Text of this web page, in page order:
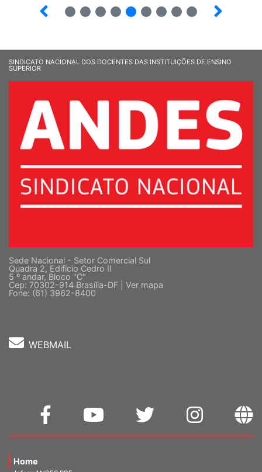
SINDICATO NACIONAL DOS DOCENTES DAS INSTITUIÇÕES DE ENSINO
SUPERIOR
Sede Nacional - Setor Comercial Sul
Quadra 2, Edifício Cedro II
5 º andar, Bloco "C"
Cep: 70302-914 Brasília-DF | Ver mapa
Fone: (61) 3962-8400
WEBMAIL
Home